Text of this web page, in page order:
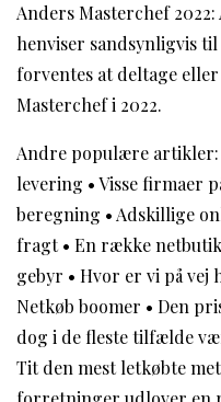
Anders Masterchef
henviser sandsynligvis
forventes at deltage
Masterchef i 2022.
Andre populære artikler:
levering •Visse firmaer
beregning • Adskillige
fragt• En række
gebyr • Hvor er vi på vej
Netkøb boomer • Den
dog i de fleste tilfælde
Tit den mest letkøbte